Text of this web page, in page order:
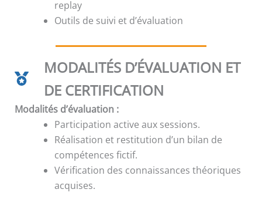
replay
Outils de suivi et d’évaluation
MODALITÉS D’ÉVALUATION ET
DE CERTIFICATION
Modalités d’évaluation :
Participation active aux sessions.
Réalisation et restitution d’un bilan de
compétences fictif.
Vérification des connaissances théoriques
acquises.